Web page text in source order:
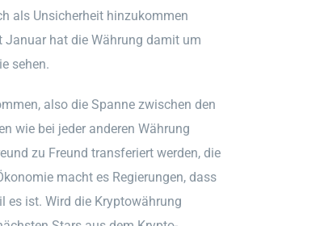
als Unsicherheit hinzukommen
Januar hat die Währung damit um
sehen.
also die Spanne zwischen den
wie bei jeder anderen Währung
zu Freund transferiert werden, die
macht es Regierungen, dass
es ist. Wird die Kryptowährung